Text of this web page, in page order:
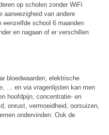
op scholen zonder WiFi
aanwezigheid van andere
eenzelfde school 6 maanden
en nagaan of er verschillen
bloedwaarden, elektrische
… en via vragenlijsten kan men
hoofdpijn, concentratie- en
onrust, vermoeidheid, oorsuizen,
ondervinden. Ook de